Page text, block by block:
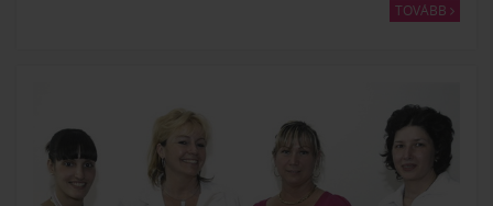
TOVÁBB